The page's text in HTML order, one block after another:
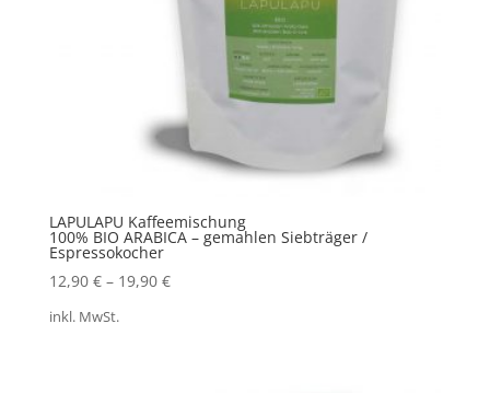
LAPULAPU Kaffeemischung
100% BIO ARABICA – gemahlen Siebträger /
Espressokocher
12,90 €– 19,90 €
inkl. MwSt.